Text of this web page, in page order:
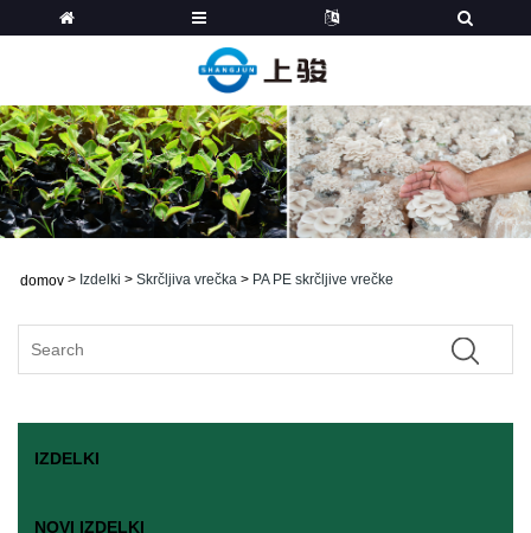
domov > Izdelki > Skrčljiva vrečka > PA PE skrčljive vrečke
IZDELKI
NOVI IZDELKI